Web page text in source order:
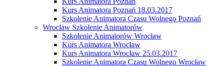
Kurs Animatora Poznań 18.03.2017
Szkolenie Animatora Czasu Wolnego Poznań
Wrocław Szkolenie Animatorów
Szkolenie Animatorów Wrocław
Kurs Animatora Wrocław
Kurs Animatora Wrocław 25.03.2017
Szkolenie Animatora Czasu Wolnego Wrocław